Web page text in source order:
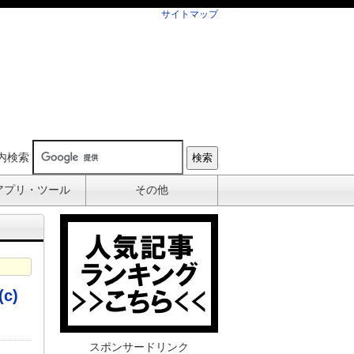
サイトマップ
検索
プリ・ツール その他
スポンサードリンク